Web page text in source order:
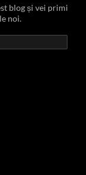
blog și vei primi
noi.